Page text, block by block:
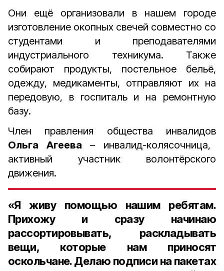
Они ещё организовали в нашем городе
изготовление окопных свечей совместно со
студентами и преподавателями
индустриального техникума. Также
собирают продукты, постельное бельё,
одежду, медикаменты, отправляют их на
передовую, в госпиталь и на ремонтную
базу.
Член правления общества инвалидов
Ольга Агеева – инвалид-колясочница,
активный участник волонтёрского
движения.
«Я живу помощью нашим ребятам.
Прихожу и сразу начинаю
рассортировывать, раскладывать
вещи, которые нам приносят
оскольчане. Делаю подписи на пакетах